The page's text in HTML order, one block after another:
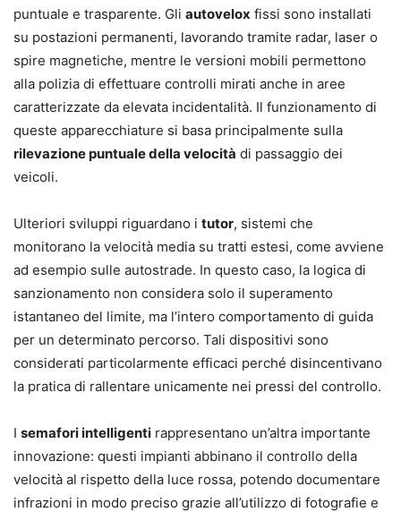
puntuale e trasparente. Gli autovelox fissi sono installati
su postazioni permanenti, lavorando tramite radar, laser o
spire magnetiche, mentre le versioni mobili permettono
alla polizia di effettuare controlli mirati anche in aree
caratterizzate da elevata incidentalità. Il funzionamento di
queste apparecchiature si basa principalmente sulla
rilevazione puntuale della velocità di passaggio dei
veicoli.
Ulteriori sviluppi riguardano i tutor, sistemi che
monitorano la velocità media su tratti estesi, come avviene
ad esempio sulle autostrade. In questo caso, la logica di
sanzionamento non considera solo il superamento
istantaneo del limite, ma l’intero comportamento di guida
per un determinato percorso. Tali dispositivi sono
considerati particolarmente efficaci perché disincentivano
la pratica di rallentare unicamente nei pressi del controllo.
I semafori intelligenti rappresentano un’altra importante
innovazione: questi impianti abbinano il controllo della
velocità al rispetto della luce rossa, potendo documentare
infrazioni in modo preciso grazie all’utilizzo di fotografie e